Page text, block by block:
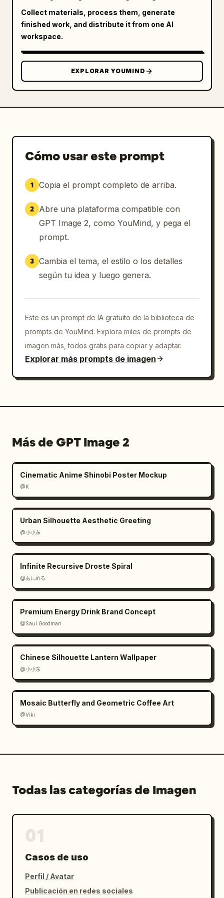
Collect materials, process them, generate
finished work, and distribute it from one AI
workspace.
EXPLORAR YOUMIND
Cómo usar este prompt
1 Copia el prompt completo de arriba.
2
Abre una plataforma compatible con
GPT Image 2, como YouMind, y pega el
prompt.
3 Cambia el tema, el estilo o los detalles
según tu idea y luego genera.
Este es un prompt de IA gratuito de la biblioteca de
prompts de YouMind. Explora miles de prompts de
imagen más, todos gratis para copiar y adaptar.
Explorar más prompts de imagen
Más de GPT Image 2
Cinematic Anime Shinobi Poster Mockup
@K
Urban Silhouette Aesthetic Greeting
@小小东
Infinite Recursive Droste Spiral
@あにめる
Premium Energy Drink Brand Concept
@Saul Goodman
Chinese Silhouette Lantern Wallpaper
@小小东
Mosaic Butterfly and Geometric Coffee Art
@Viki
Todas las categorías de Imagen
Casos de uso
Perfil / Avatar
Publicación en redes sociales